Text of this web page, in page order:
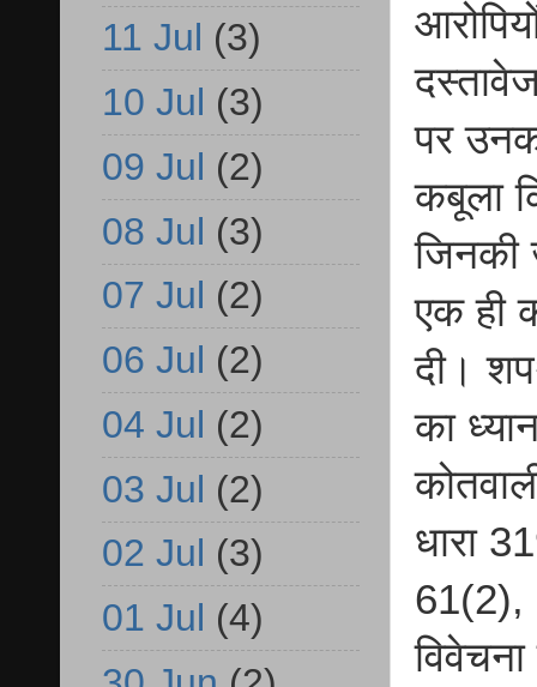
पर
कबूला
जिनकी
एक ही
दी।
का
धारा
61(2),
11 Jul (3)
10 Jul (3)
09 Jul (2)
08 Jul (3)
07 Jul (2)
06 Jul (2)
04 Jul (2)
03 Jul (2)
02 Jul (3)
01 Jul (4)